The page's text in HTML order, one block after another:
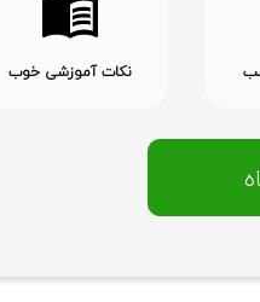
نکات آموزشی خوب